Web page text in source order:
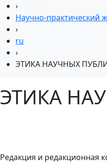
›
Научно-практический
›
ru
›
ЭТИКА НАУЧНЫХ
ЭТИКА
Редакция и редакционная